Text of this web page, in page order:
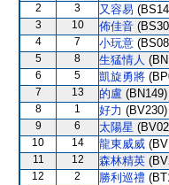
2 3 又容易
3 10 佈佳音
4 7 小玩意
5 8 生猛情人
6 5 凱旋勇將
7 13 的盧 (BN149)
8 1 好力 (BV230)
9 6 太陽星
10 14 龍東威威
11 12 森林精英
12 2 勝利巡禮